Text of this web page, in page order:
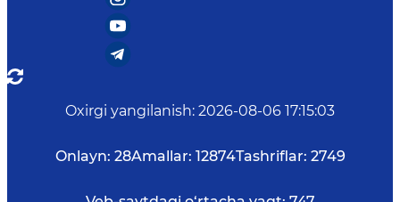
Oxirgi yangilanish: 2026-08-06 17:15:03
Onlayn: 28Amallar: 12874Tashriflar: 2749